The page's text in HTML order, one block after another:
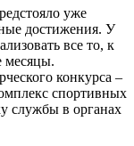
уже
достижения. У
все то, к
месяцы.
конкурса –
спортивных
службы в органах